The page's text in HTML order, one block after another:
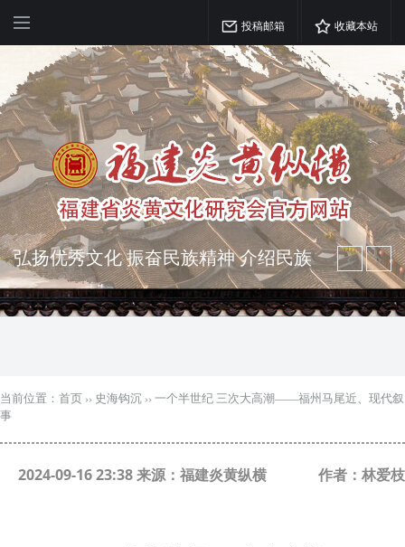
投稿邮箱 收藏本站
弘扬优秀文化 振奋民族精神 介绍民族
瑰宝 宣传中华精英
突出海西特色 报道台港澳侨 坚持古为
当前位置： 首页 ›› 史海钩沉 ›› 一个半世纪 三次大高潮——福州马尾近、现代叙
事
2024-09-16 23:38 来源：福建炎黄纵横 作者：林爱枝